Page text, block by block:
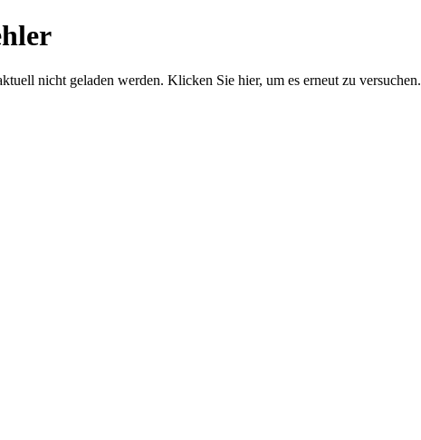
nicht geladen werden. Klicken Sie hier, um es erneut zu versuchen.